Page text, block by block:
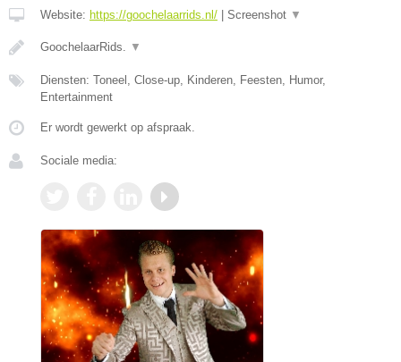
Website: https://goochelaarrids.nl/ Screenshot ▼
GoochelaarRids. ▼
Diensten: Toneel, Close-up, Kinderen, Feesten, Humor,
Entertainment
Er wordt gewerkt op afspraak.
Sociale media: